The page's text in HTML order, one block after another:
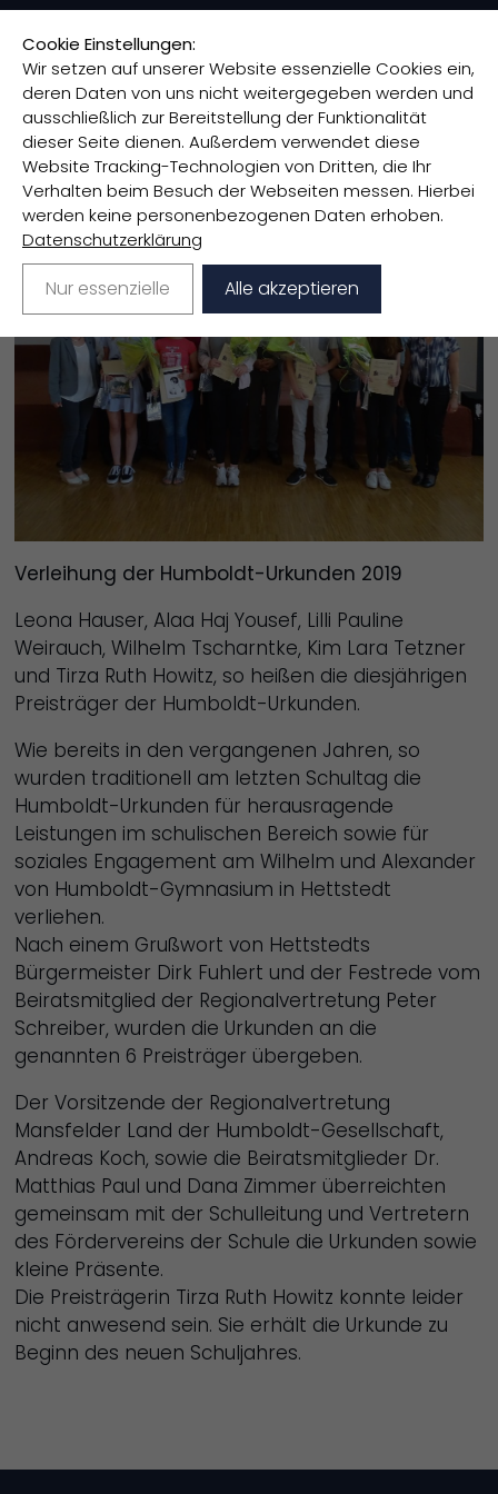
Regionalvertretung Mansfelder Land >
Humboldt-Urkunde 2019
HUMBOLDT-URKUNDE 2019
Verleihung der Humboldt-Urkunden 2019
Leona Hauser, Alaa Haj Yousef, Lilli Pauline
Weirauch, Wilhelm Tscharntke, Kim Lara Tetzner
und Tirza Ruth Howitz, so heißen die diesjährigen
Preisträger der Humboldt-Urkunden.
Wie bereits in den vergangenen Jahren, so
wurden traditionell am letzten Schultag die
Humboldt-Urkunden für herausragende
Leistungen im schulischen Bereich sowie für
soziales Engagement am Wilhelm und Alexander
von Humboldt-Gymnasium in Hettstedt
verliehen.
Nach einem Grußwort von Hettstedts
Bürgermeister Dirk Fuhlert und der Festrede vom
Beiratsmitglied der Regionalvertretung Peter
Schreiber, wurden die Urkunden an die
genannten 6 Preisträger übergeben.
Der Vorsitzende der Regionalvertretung
Mansfelder Land der Humboldt-Gesellschaft,
Andreas Koch, sowie die Beiratsmitglieder Dr.
Matthias Paul und Dana Zimmer überreichten
gemeinsam mit der Schulleitung und Vertretern
des Fördervereins der Schule die Urkunden sowie
kleine Präsente.
Die Preisträgerin Tirza Ruth Howitz konnte leider
nicht anwesend sein. Sie erhält die Urkunde zu
Beginn des neuen Schuljahres.
Cookie Einstellungen:
Wir setzen auf unserer Website essenzielle Cookies ein,
deren Daten von uns nicht weitergegeben werden und
ausschließlich zur Bereitstellung der Funktionalität
dieser Seite dienen. Außerdem verwendet diese
Website Tracking-Technologien von Dritten, die Ihr
Verhalten beim Besuch der Webseiten messen. Hierbei
werden keine personenbezogenen Daten erhoben.
Datenschutzerklärung
Nur essenzielle Alle akzeptieren